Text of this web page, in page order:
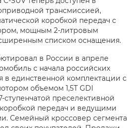
трансмиссией,
коробкой передач с
мощным 2-литровым
списком оснащения.
в России в апреле
с начала российских
в единственной комплектации с
объемом 1,5T GDI
ступенчатой преселективной
передач и ведущими
Семейный кроссовер сегмента